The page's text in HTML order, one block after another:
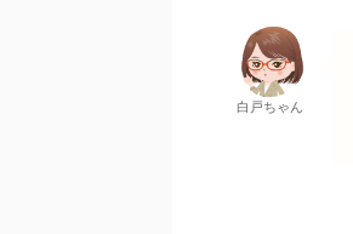
白戸ちゃん